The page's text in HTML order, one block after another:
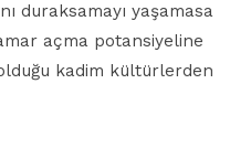
duraksamayı yaşamasa
açma potansiyeline
kadim kültürlerden